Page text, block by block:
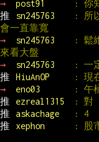
→ post91
: 你
推
sn245763
: 所
會一直靠寬
→
sn245763
: 鬆
來看大盤
→
sn245763
: 一
推
HiuAnOP
: 現
→
eno03
: 午
推
ezreal1315
: 對
推
askachage
: 4
推
xephon : 股